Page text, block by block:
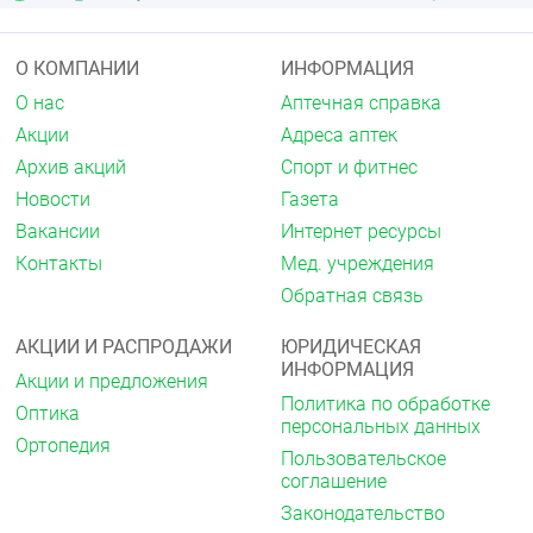
methi-S (метициллинчувствительные штаммы),
Staphylococcus epidermidis methi-S
(метициллинчувствительные штаммы),
Staphylococcus spp. CNS (коагулазонегативные);
Streptococcus spp. групп С и G, Streptococcus
agalactiae, Streptococcus pneumoniae peni I/S/R
(пенициллинчувствительные/умеренно
чувствительные/резистентные штаммы),
Streptococcus pyogenes, Viridans streptococci peni-
S/R (пенициллинчувствительные/резистентные
Аэробные грамотрицательные микроорганизмы:
Acinetobacter baumannii, Acinetobacter spp.,
Actinobacillus actinomycetemcomitans, Citrobacter
freundii, Eikenella corrodens, Enterobacter aerogenes,
Enterobacter cloacae, Enterobacter spp., Escherichia
coli, Gardnerella vaginalis, Haemophilus ducreyi,
Haemophilus influenzae ampi-S/R
(ампициллинчувствительные/резистентные
штаммы), Haemophilus parainfluenzae, Helicobacter
О КОМПАНИИ
О нас
Акции
Архив акций
Новости
Вакансии
Контакты
ИНФОРМАЦИЯ
Аптечная справка
Адреса аптек
Спорт и фитнес
Газета
Интернет ресурсы
Мед. учреждения
Обратная связь
АКЦИИ И РАСПРОДАЖИ
Акции и предложения
Оптика
Ортопедия
ЮРИДИЧЕСКАЯ
ИНФОРМАЦИЯ
Политика по обработке
персональных данных
Пользовательское
соглашение
Законодательство